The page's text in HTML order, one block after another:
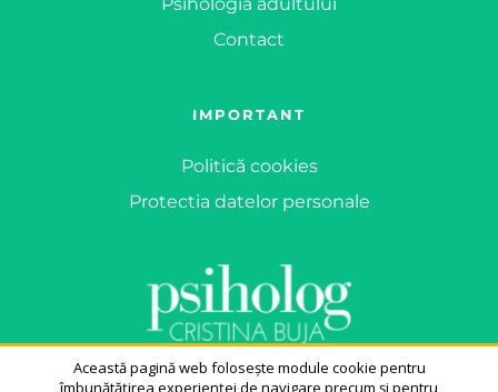
Psihologia adultului
Contact
IMPORTANT
Politică cookies
Protectia datelor personale
Această pagină web folosește module cookie pentru
îmbunătățirea experienței de navigare precum și pentru